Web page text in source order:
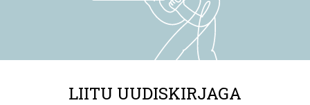
LIITU UUDISKIRJAGA